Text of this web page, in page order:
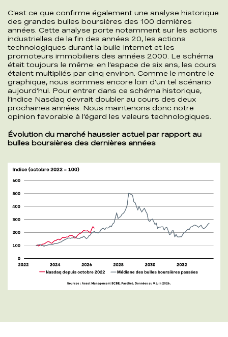
C’est ce que confirme également une analyse historique
des grandes bulles boursières des 100 dernières
années. Cette analyse porte notamment sur les actions
industrielles de la fin des années 20, les actions
technologiques durant la bulle Internet et les
promoteurs immobiliers des années 2000. Le schéma
était toujours le même: en l’espace de six ans, les cours
étaient multipliés par cinq environ. Comme le montre le
graphique, nous sommes encore loin d’un tel scénario
aujourd’hui. Pour entrer dans ce schéma historique,
l’indice Nasdaq devrait doubler au cours des deux
prochaines années. Nous maintenons donc notre
opinion favorable à l’égard les valeurs technologiques.
Évolution du marché haussier actuel par rapport au
bulles boursières des dernières années